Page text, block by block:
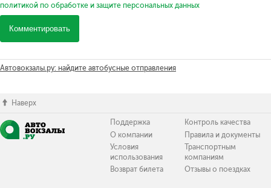
политикой по обработке и защите персональных данных
Комментировать
Автовокзалы.ру: найдите автобусные отправления
Наверх
Поддержка
О компании
Условия
использования
Возврат билета
Контроль качества
Правила и документы
Транспортным
компаниям
Отзывы о поездках